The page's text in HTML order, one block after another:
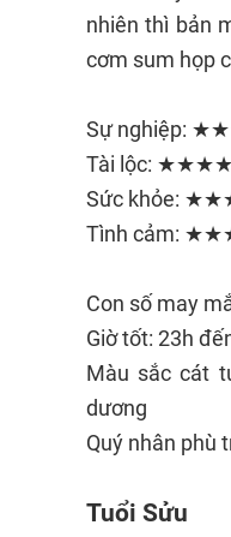
nhiên thì bản
cơm sum họp
Sự nghiệp:
Tài lộc: ★★★★
Sức khỏe:
Tình cảm:
Con số may
Giờ tốt: 23h
Màu sắc cát
dương
Quý nhân phù
Tuổi Sửu